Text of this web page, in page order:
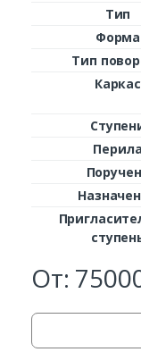
Тип
Форма
Тип
Каркас
Перила
От: